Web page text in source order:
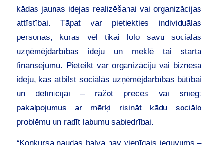
kādas jaunas idejas realizēšanai vai organizācijas
attīstībai. Tāpat var pietiekties individuālas
personas, kuras vēl tikai lolo savu sociālās
uzņēmējdarbības ideju un meklē tai starta
finansējumu. Pieteikt var organizāciju vai biznesa
ideju, kas atbilst sociālās uzņēmējdarbības būtībai
un definīcijai – ražot preces vai sniegt
pakalpojumus ar mērķi risināt kādu sociālo
problēmu un radīt labumu sabiedrībai.
“Konkursa naudas balva nav vienīgais ieguvums –